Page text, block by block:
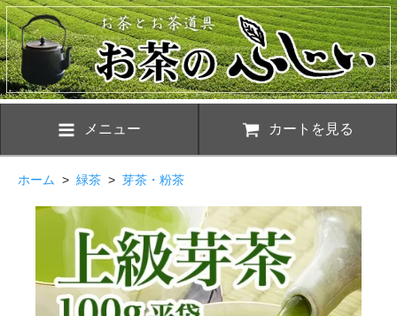
メニュー カートを見る
ホーム > 緑茶 > 芽茶・粉茶